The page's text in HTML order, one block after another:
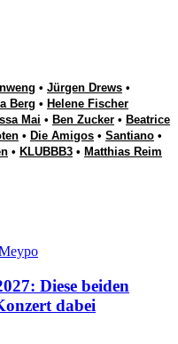
• Jürgen Drews •
Berg • Helene Fischer
Mai • Ben Zucker • Beatrice
• Die Amigos • Santiano •
• KLUBBB3 • Matthias Reim
Diese beiden
dabei